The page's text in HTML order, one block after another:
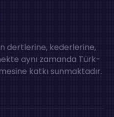
dertlerine, kederlerine,
aynı zamanda Türk-
katkı sunmaktadır.